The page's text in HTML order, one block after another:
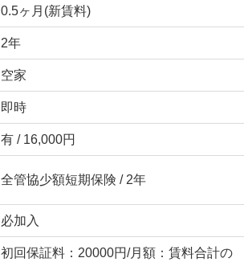
0.5ヶ月(新賃料)
2年
空家
即時
有 / 16,000円
全管協少額短期保険 / 2年
必加入
初回保証料：20000円/月額：賃料合計の